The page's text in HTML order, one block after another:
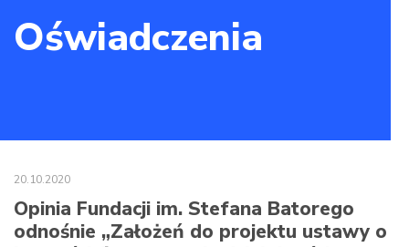
Oświadczenia
20.10.2020
Opinia Fundacji im. Stefana Batorego
odnośnie „Założeń do projektu ustawy o